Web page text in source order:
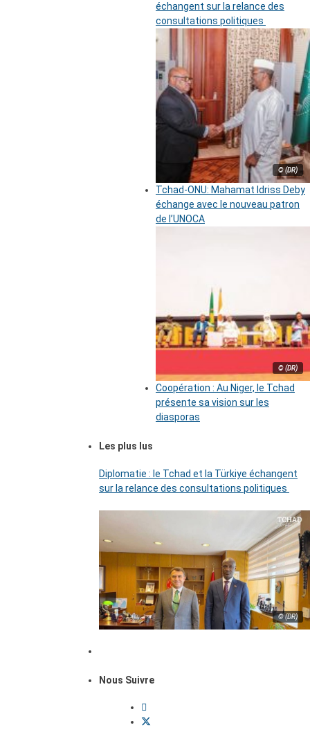
échangent sur la relance des
consultations politiques
© (DR)
Tchad-ONU: Mahamat Idriss Deby
échange avec le nouveau patron
de l’UNOCA
© (DR)
Coopération : Au Niger, le Tchad
présente sa vision sur les
diasporas
Les plus lus
Diplomatie : le Tchad et la Türkiye échangent
sur la relance des consultations politiques
© (DR)
Nous Suivre